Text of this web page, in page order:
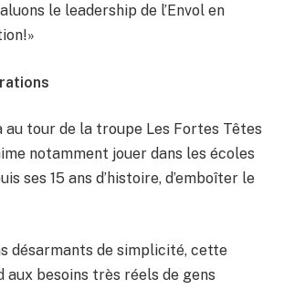
le leadership de l’Envol en
au tour de la troupe Les Fortes Têtes
notamment jouer dans les écoles
ses 15 ans d’histoire, d’emboîter le
désarmants de simplicité, cette
aux besoins très réels de gens